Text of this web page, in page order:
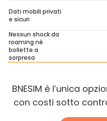
Dati mobili privati
e sicuri
Nessun shock da
roaming né
bollette a
sorpresa
BNESIM è l’unica
con costi sotto